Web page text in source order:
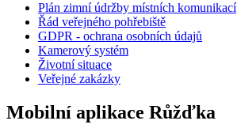
Plán zimní údržby místních komunikací
Řád veřejného pohřebiště
GDPR - ochrana osobních údajů
Kamerový systém
Životní situace
Veřejné zakázky
Mobilní aplikace Růžďka